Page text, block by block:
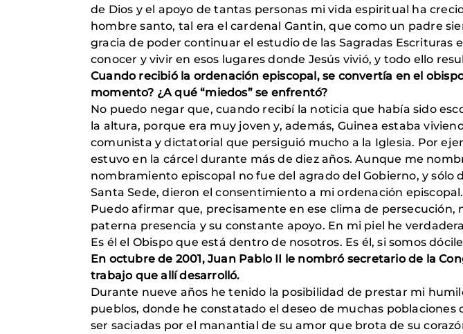
de Dios y el apoyo de tantas personas mi vida espiritual ha
hombre santo, tal era el cardenal Gantin, que como un padre
gracia de poder continuar el estudio de las Sagradas
conocer y vivir en esos lugares donde Jesús vivió, y todo ello
Cuando recibió la ordenación episcopal, se convertía en el
momento? ¿A qué “miedos” se enfrentó?
No puedo negar que, cuando recibí la noticia que había sido
la altura, porque era muy joven y, además, Guinea estaba
comunista y dictatorial que persiguió mucho a la Iglesia. Por
estuvo en la cárcel durante más de diez años. Aunque me
nombramiento episcopal no fue del agrado del Gobierno, y sólo
Santa Sede, dieron el consentimiento a mi ordenación
Puedo afirmar que, precisamente en ese clima de
paterna presencia y su constante apoyo. En mi piel he
Es él el Obispo que está dentro de nosotros. Es él, si somos
En octubre de 2001, Juan Pablo II le nombró secretario de la
trabajo que allí desarrolló.
Durante nueve años he tenido la posibilidad de prestar mi
pueblos, donde he constatado el deseo de muchas poblaciones
ser saciadas por el manantial de su amor que brota de su